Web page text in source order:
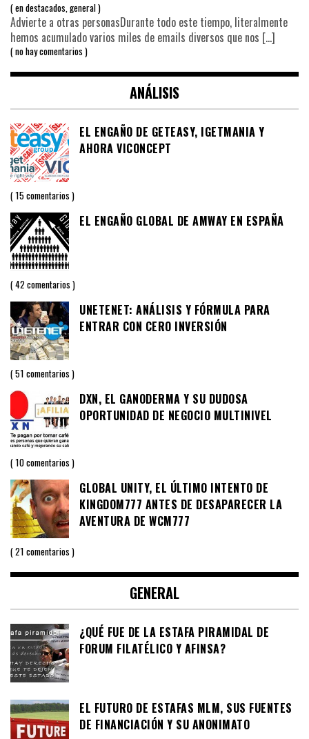
endestacados,general
Advierte a otras personasDurante todo este tiempo, literalmente
hemos acumulado varios miles de emails diversos que nos […]
no hay comentarios
ANÁLISIS
EL ENGAÑO DE GETEASY, IGETMANIA Y
AHORA VICONCEPT
15 comentarios
EL ENGAÑO GLOBAL DE AMWAY EN ESPAÑA
42 comentarios
UNETENET: ANÁLISIS Y FÓRMULA PARA
ENTRAR CON CERO INVERSIÓN
51 comentarios
DXN, EL GANODERMA Y SU DUDOSA
OPORTUNIDAD DE NEGOCIO MULTINIVEL
10 comentarios
GLOBAL UNITY, EL ÚLTIMO INTENTO DE
KINGDOM777 ANTES DE DESAPARECER LA
AVENTURA DE WCM777
21 comentarios
GENERAL
¿QUÉ FUE DE LA ESTAFA PIRAMIDAL DE
FORUM FILATÉLICO Y AFINSA?
EL FUTURO DE ESTAFAS MLM, SUS FUENTES
DE FINANCIACIÓN Y SU ANONIMATO